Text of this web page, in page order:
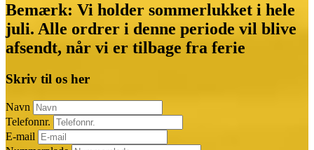
Bemærk: Vi holder sommerlukket i hele
juli. Alle ordrer i denne periode vil blive
afsendt, når vi er tilbage fra ferie
Skriv til os her
Navn
Telefonnr.
E-mail